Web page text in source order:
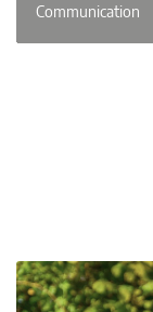
Communication